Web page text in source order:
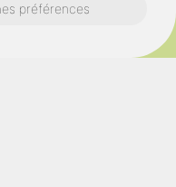
préférences